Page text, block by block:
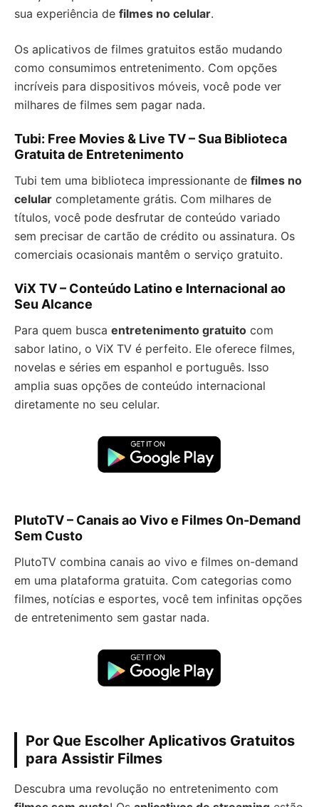
sua experiência de filmes no celular.
Os aplicativos de filmes gratuitos estão mudando
como consumimos entretenimento. Com opções
incríveis para dispositivos móveis, você pode ver
milhares de filmes sem pagar nada.
Tubi: Free Movies & Live TV – Sua Biblioteca
Gratuita de Entretenimento
Tubi tem uma biblioteca impressionante de filmes no
celular completamente grátis. Com milhares de
títulos, você pode desfrutar de conteúdo variado
sem precisar de cartão de crédito ou assinatura. Os
comerciais ocasionais mantêm o serviço gratuito.
ViX TV – Conteúdo Latino e Internacional ao
Seu Alcance
Para quem busca entretenimento gratuito com
sabor latino, o ViX TV é perfeito. Ele oferece filmes,
novelas e séries em espanhol e português. Isso
amplia suas opções de conteúdo internacional
diretamente no seu celular.
PlutoTV – Canais ao Vivo e Filmes On-Demand
Sem Custo
PlutoTV combina canais ao vivo e filmes on-demand
em uma plataforma gratuita. Com categorias como
filmes, notícias e esportes, você tem infinitas opções
de entretenimento sem gastar nada.
Por Que Escolher Aplicativos Gratuitos
para Assistir Filmes
Descubra uma revolução no entretenimento com